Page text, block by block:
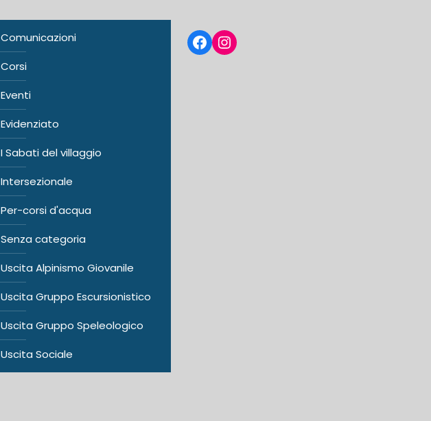
Comunicazioni
Corsi
Eventi
Evidenziato
I Sabati del villaggio
Intersezionale
Per-corsi d'acqua
Senza categoria
Uscita Alpinismo Giovanile
Uscita Gruppo Escursionistico
Uscita Gruppo Speleologico
Uscita Sociale
Facebook
Instagram